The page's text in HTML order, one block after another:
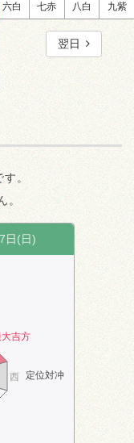
六白 七赤 八白 九紫
翌日
。
。
日(日)
吉方
定位対冲
西